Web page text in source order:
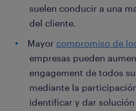
suelen conducir a una
del cliente.
Mayor compromiso de
empresas pueden
engagement de todos
mediante la
identificar y dar solución